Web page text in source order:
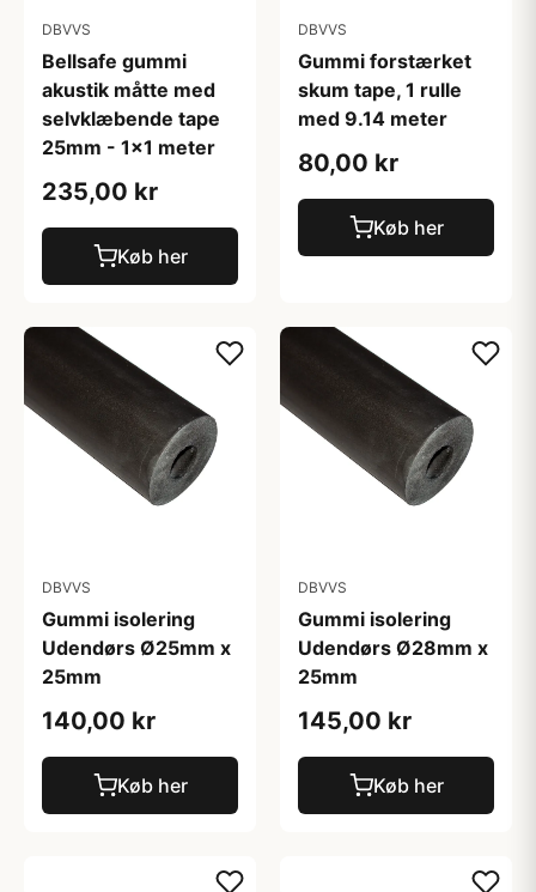
DBVVS
Bellsafe gummi
akustik måtte med
selvklæbende tape
25mm - 1x1 meter
235,00 kr
Køb her
DBVVS
Gummi forstærket
skum tape, 1 rulle
med 9.14 meter
80,00 kr
Køb her
DBVVS
Gummi isolering
Udendørs Ø25mm x
25mm
140,00 kr
Køb her
DBVVS
Gummi isolering
Udendørs Ø28mm x
25mm
145,00 kr
Køb her